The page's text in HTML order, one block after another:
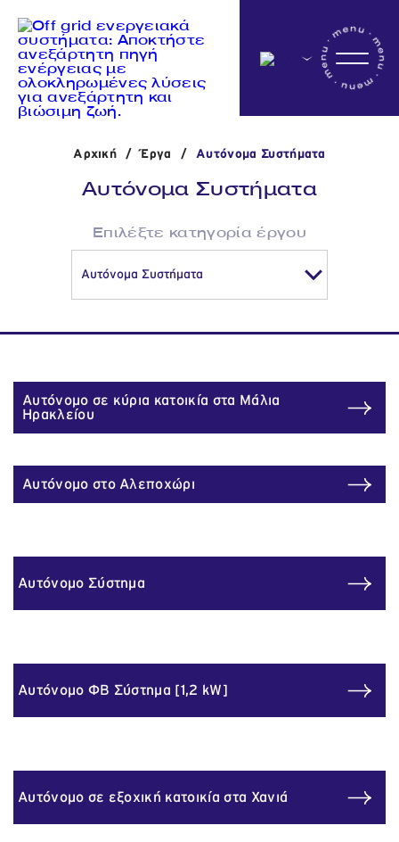
Αρχικη
Η εταιρεία
Δραστηριότητες
'Εργα
Αρχική / Έργα / Αυτόνομα Συστήματα
Αυτόνομα Συστήματα
Επιλέξτε κατηγορία έργου
Αυτόνομο σε κύρια κατοικία στα Μάλια
Ηρακλείου
Αυτόνομο στο Αλεποχώρι
Αυτόνομο Σύστημα
Αυτόνομο ΦΒ Σύστημα [1,2 kW]
Αυτόνομο σε εξοχική κατοικία στα Χανιά